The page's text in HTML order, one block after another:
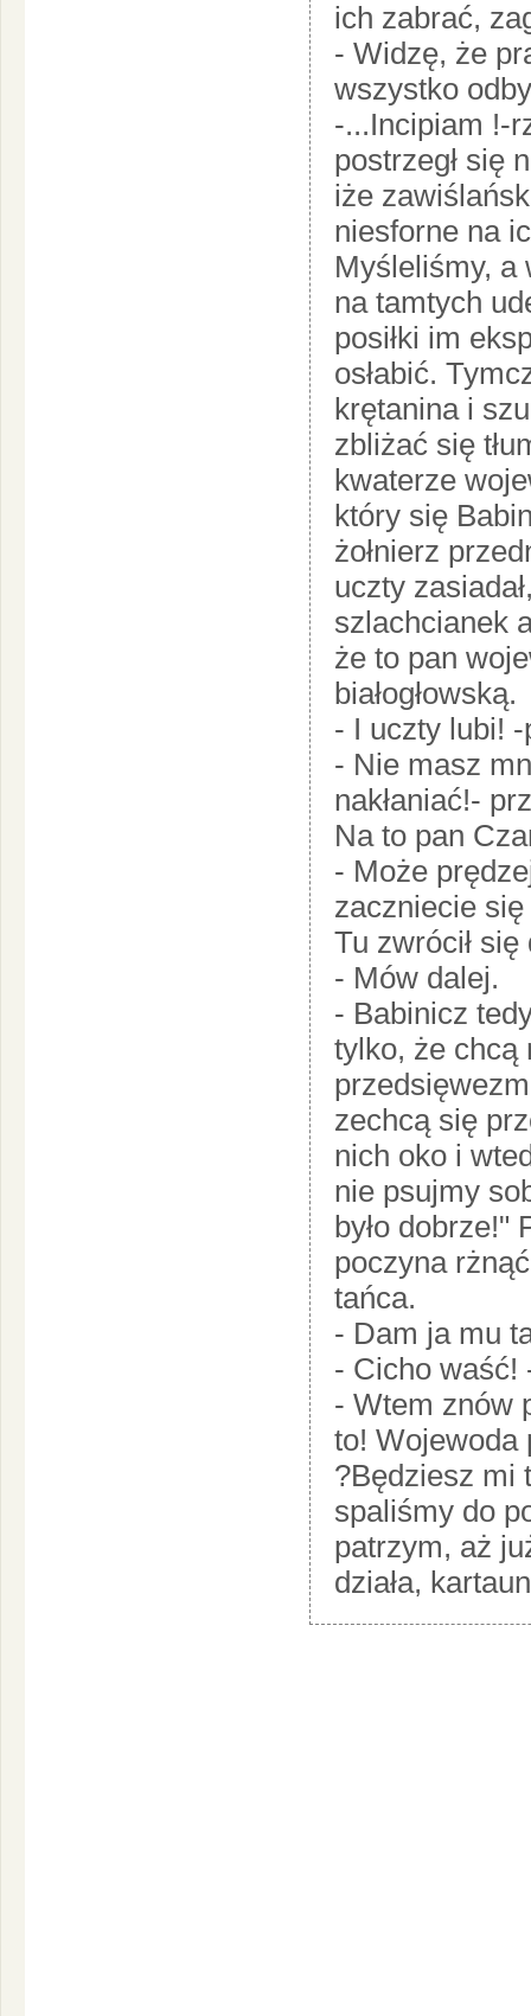
ich zabrać,
- Widzę, że
wszystko
-...Incipiam !-
postrzegł się
iże
niesforne na
Myśleliśmy, a
na tamtych
posiłki im
osłabić.
krętanina i
zbliżać się
kwaterze
który się
żołnierz
uczty
szlachcianek
że to pan
białogłowską.
- I uczty lubi!
- Nie masz
nakłaniać!-
Na to pan
- Może
zaczniecie
Tu zwrócił się
- Mów dalej.
- Babinicz
tylko, że chcą
zechcą się
nich oko i
nie psujmy
było dobrze!"
poczyna
tańca.
- Dam ja mu
- Cicho waść!
- Wtem znów
to! Wojewoda
?Będziesz mi
spaliśmy do
patrzym, aż
działa,